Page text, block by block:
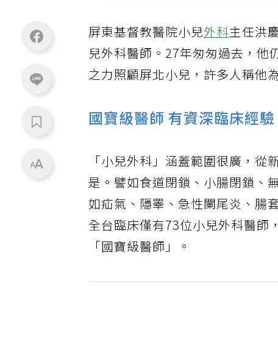
屏東基督教醫院小兒外科主任洪
兒外科醫師。27年匆匆過去，他
之力照顧屏北小兒，許多人稱他
國寶級醫師 有資深臨床經驗
「小兒外科」涵蓋範圍很廣，
是。譬如食道閉鎖、小腸閉鎖、
如疝氣、隱睪、急性闌尾炎、腸
全台臨床僅有73位小兒外科醫師
「國寶級醫師」。